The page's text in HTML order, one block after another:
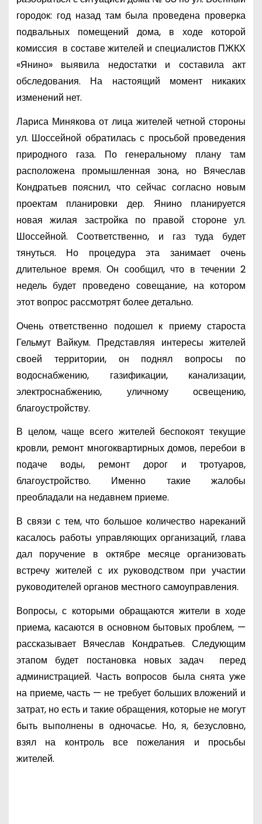
городок: год назад там была проведена проверка
подвальных помещений дома, в ходе которой
комиссия в составе жителей и специалистов ПЖКХ
«Янино» выявила недостатки и составила акт
обследования. На настоящий момент никаких
изменений нет.
Лариса Минякова от лица жителей четной стороны
ул. Шоссейной обратилась с просьбой проведения
природного газа. По генеральному плану там
расположена промышленная зона, но Вячеслав
Кондратьев пояснил, что сейчас согласно новым
проектам планировки дер. Янино планируется
новая жилая застройка по правой стороне ул.
Шоссейной. Соответственно, и газ туда будет
тянуться. Но процедура эта занимает очень
длительное время. Он сообщил, что в течении 2
недель будет проведено совещание, на котором
этот вопрос рассмотрят более детально.
Очень ответственно подошел к приему староста
Гельмут Вайкум. Представляя интересы жителей
своей территории, он поднял вопросы по
водоснабжению, газификации, канализации,
электроснабжению, уличному освещению,
благоустройству.
В целом, чаще всего жителей беспокоят текущие
кровли, ремонт многоквартирных домов, перебои в
подаче воды, ремонт дорог и тротуаров,
благоустройство. Именно такие жалобы
преобладали на недавнем приеме.
В связи с тем, что большое количество нареканий
касалось работы управляющих организаций, глава
дал поручение в октябре месяце организовать
встречу жителей с их руководством при участии
руководителей органов местного самоуправления.
Вопросы, с которыми обращаются жители в ходе
приема, касаются в основном бытовых проблем, —
рассказывает Вячеслав Кондратьев. Следующим
этапом будет постановка новых задач перед
администрацией. Часть вопросов была снята уже
на приеме, часть — не требует больших вложений и
затрат, но есть и такие обращения, которые не могут
быть выполнены в одночасье. Но, я, безусловно,
взял на контроль все пожелания и просьбы
жителей.